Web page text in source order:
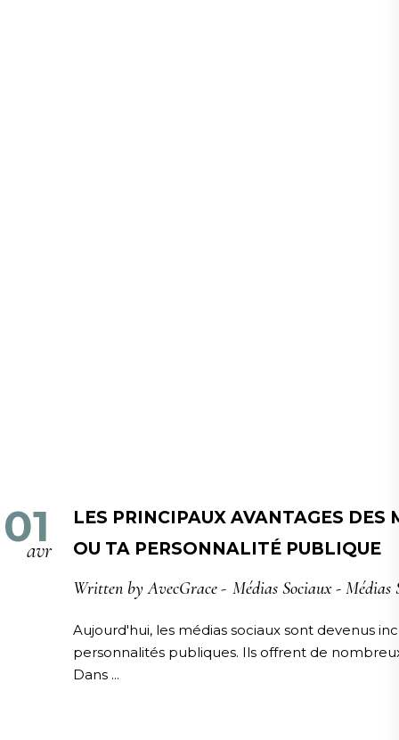
01
avr
LES PRINCIPAUX AVANTAGES
OU TA PERSONNALITÉ PUBLIQUE
Written byAvecGrace Médias Sociaux - Médias
Aujourd'hui, les médias sociaux sont devenus
personnalités publiques. Ils offrent de
Dans